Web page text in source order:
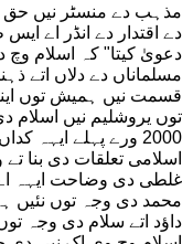
مذہب دے منسٹر نیں حق
دے اقتدار دے انڈر اے
دعویٰ کیتا" کہ اسلام وچ
مسلماناں دے دلاں اتے
قسمت نیں ہمیش توں
توں یروشلیم نیں اسلام
2000 ورے پہلے ایہہ
اسلامی تعلقات دی بنا
غلطی دی وضاحت ایہہ اے
محمد دی وجہ توں نئیں
داؤد اتے سلام دی وجہ